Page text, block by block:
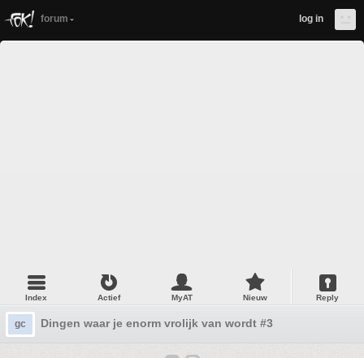
forum log in
Index Actief MyAT Nieuw Reply
gc Dingen waar je enorm vrolijk van wordt #3